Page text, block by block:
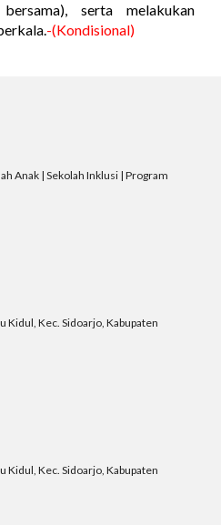
serta melakukan
-(Kondisional)
Anak | Sekolah Inklusi | Program
Kidul, Kec. Sidoarjo, Kabupaten
Kidul, Kec. Sidoarjo, Kabupaten